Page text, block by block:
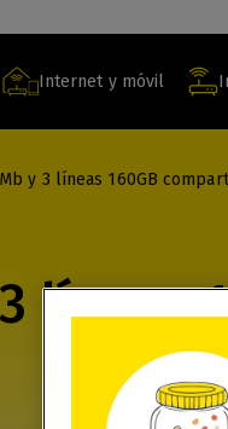
Internet y móvil
y 3 líneas 160GB
líneas